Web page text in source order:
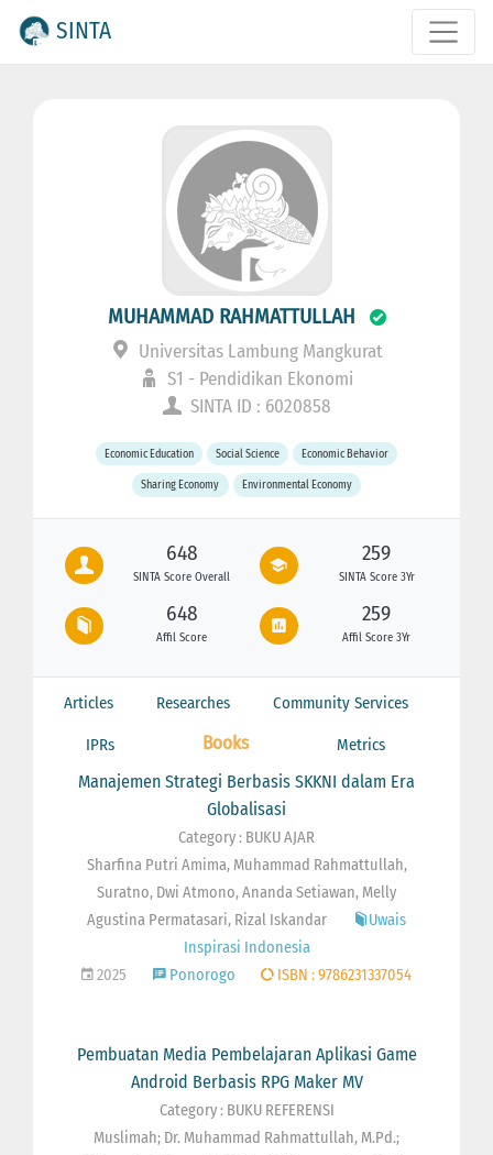
SINTA
MUHAMMAD RAHMATTULLAH
Universitas Lambung Mangkurat
S1 - Pendidikan Ekonomi
SINTA ID : 6020858
Economic Education Social Science Economic Behavior
Sharing Economy Environmental Economy
648
SINTA Score Overall
259
SINTA Score 3Yr
648
Affil Score
259
Affil Score 3Yr
Articles Researches Community Services
IPRs Books Metrics
Manajemen Strategi Berbasis SKKNI dalam Era
Globalisasi
Category : BUKU AJAR
Sharfina Putri Amima, Muhammad Rahmattullah,
Suratno, Dwi Atmono, Ananda Setiawan, Melly
Agustina Permatasari, Rizal Iskandar
Uwais
Inspirasi Indonesia
2025
Ponorogo ISBN : 9786231337054
Pembuatan Media Pembelajaran Aplikasi Game
Android Berbasis RPG Maker MV
Category : BUKU REFERENSI
Muslimah; Dr. Muhammad Rahmattullah, M.Pd.;